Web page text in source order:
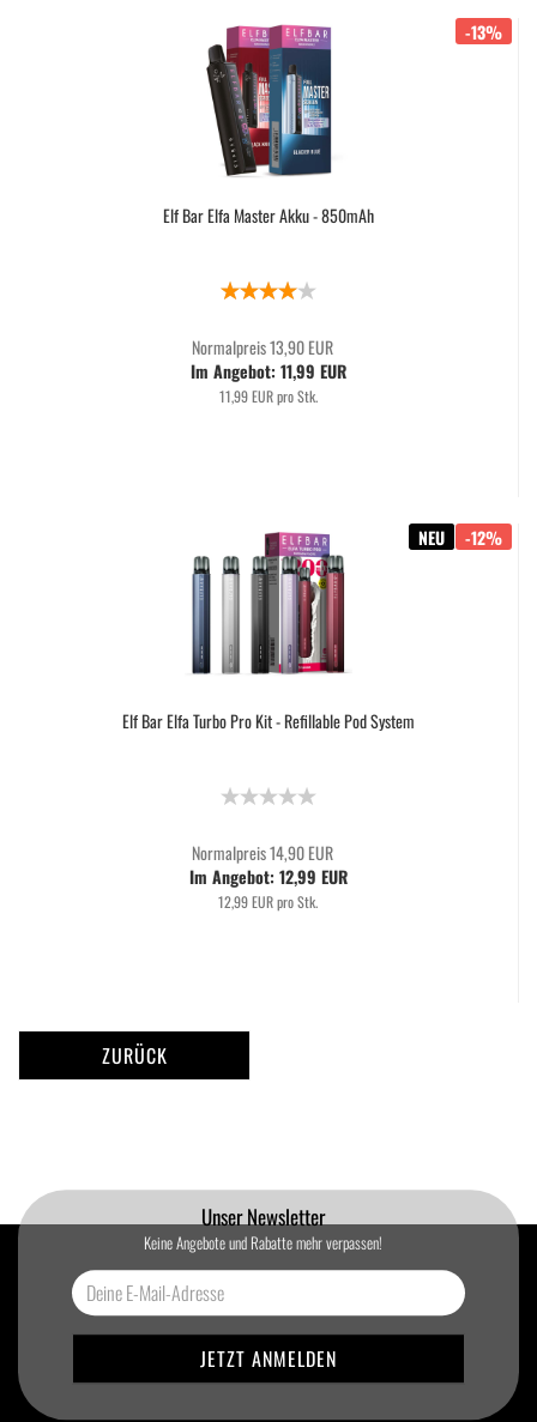
-13%
Elf Bar Elfa Master Akku - 850mAh
Normalpreis 13,90 EUR
Im Angebot: 11,99 EUR
11,99 EUR pro Stk.
NEU -12%
Elf Bar Elfa Turbo Pro Kit - Refillable Pod System
Normalpreis 14,90 EUR
Im Angebot: 12,99 EUR
12,99 EUR pro Stk.
ZURÜCK
Unser Newsletter
Keine Angebote und Rabatte mehr verpassen!